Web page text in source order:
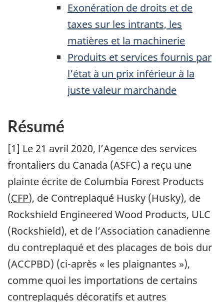
Exonération de droits et de
taxes sur les intrants, les
matières et la machinerie
Produits et services fournis par
l’état à un prix inférieur à la
juste valeur marchande
Résumé
[1] Le 21 avril 2020, l’Agence des services
frontaliers du Canada (ASFC) a reçu une
plainte écrite de Columbia Forest Products
(CFP), de Contreplaqué Husky (Husky), de
Rockshield Engineered Wood Products, ULC
(Rockshield), et de l’Association canadienne
du contreplaqué et des placages de bois dur
(ACCPBD) (ci-après « les plaignantes »),
comme quoi les importations de certains
contreplaqués décoratifs et autres